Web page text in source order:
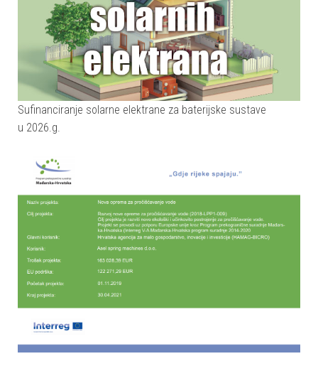
Sufinanciranje solarne elektrane za baterijske sustave
u 2026.g.